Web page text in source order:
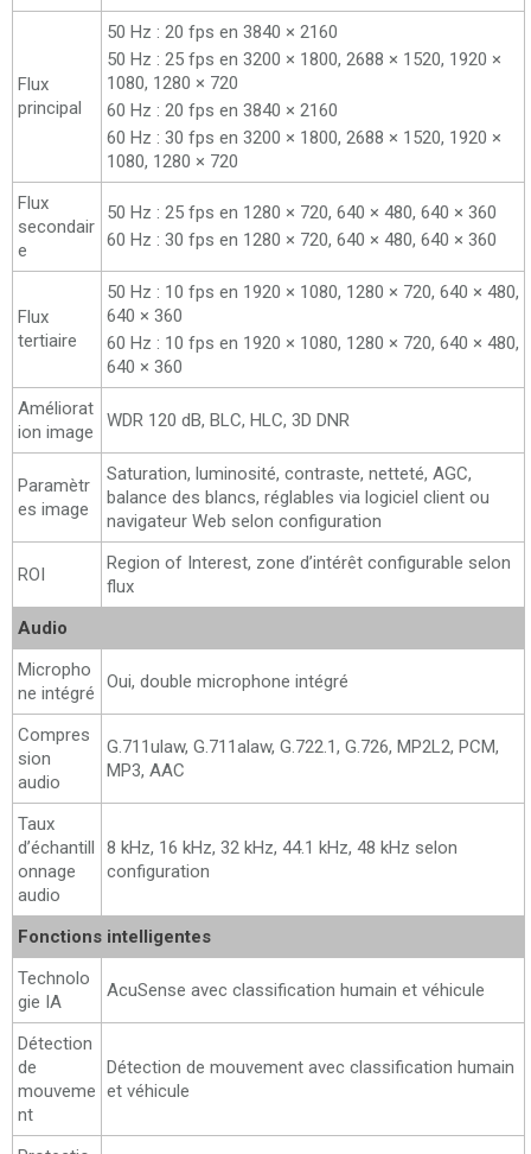
Flux
principal
50 Hz : 20 fps en 3840 × 2160
50 Hz : 25 fps en 3200 × 1800, 2688 × 1520, 1920 ×
1080, 1280 × 720
60 Hz : 20 fps en 3840 × 2160
60 Hz : 30 fps en 3200 × 1800, 2688 × 1520, 1920 ×
1080, 1280 × 720
Flux
secondair
e
50 Hz : 25 fps en 1280 × 720, 640 × 480, 640 × 360
60 Hz : 30 fps en 1280 × 720, 640 × 480, 640 × 360
Flux
tertiaire
50 Hz : 10 fps en 1920 × 1080, 1280 × 720, 640 × 480,
640 × 360
60 Hz : 10 fps en 1920 × 1080, 1280 × 720, 640 × 480,
640 × 360
Améliorat
ion image
WDR 120 dB, BLC, HLC, 3D DNR
Paramètr
es image
Saturation, luminosité, contraste, netteté, AGC,
balance des blancs, réglables via logiciel client ou
navigateur Web selon configuration
ROI
Region of Interest, zone d’intérêt configurable selon
flux
Audio
Micropho
ne intégré
Oui, double microphone intégré
Compres
sion
audio
G.711ulaw, G.711alaw, G.722.1, G.726, MP2L2, PCM,
MP3, AAC
Taux
d’échantill
onnage
audio
8 kHz, 16 kHz, 32 kHz, 44.1 kHz, 48 kHz selon
configuration
Fonctions intelligentes
Technolo
gie IA
AcuSense avec classification humain et véhicule
Détection
de
mouveme
nt
Détection de mouvement avec classification humain
et véhicule